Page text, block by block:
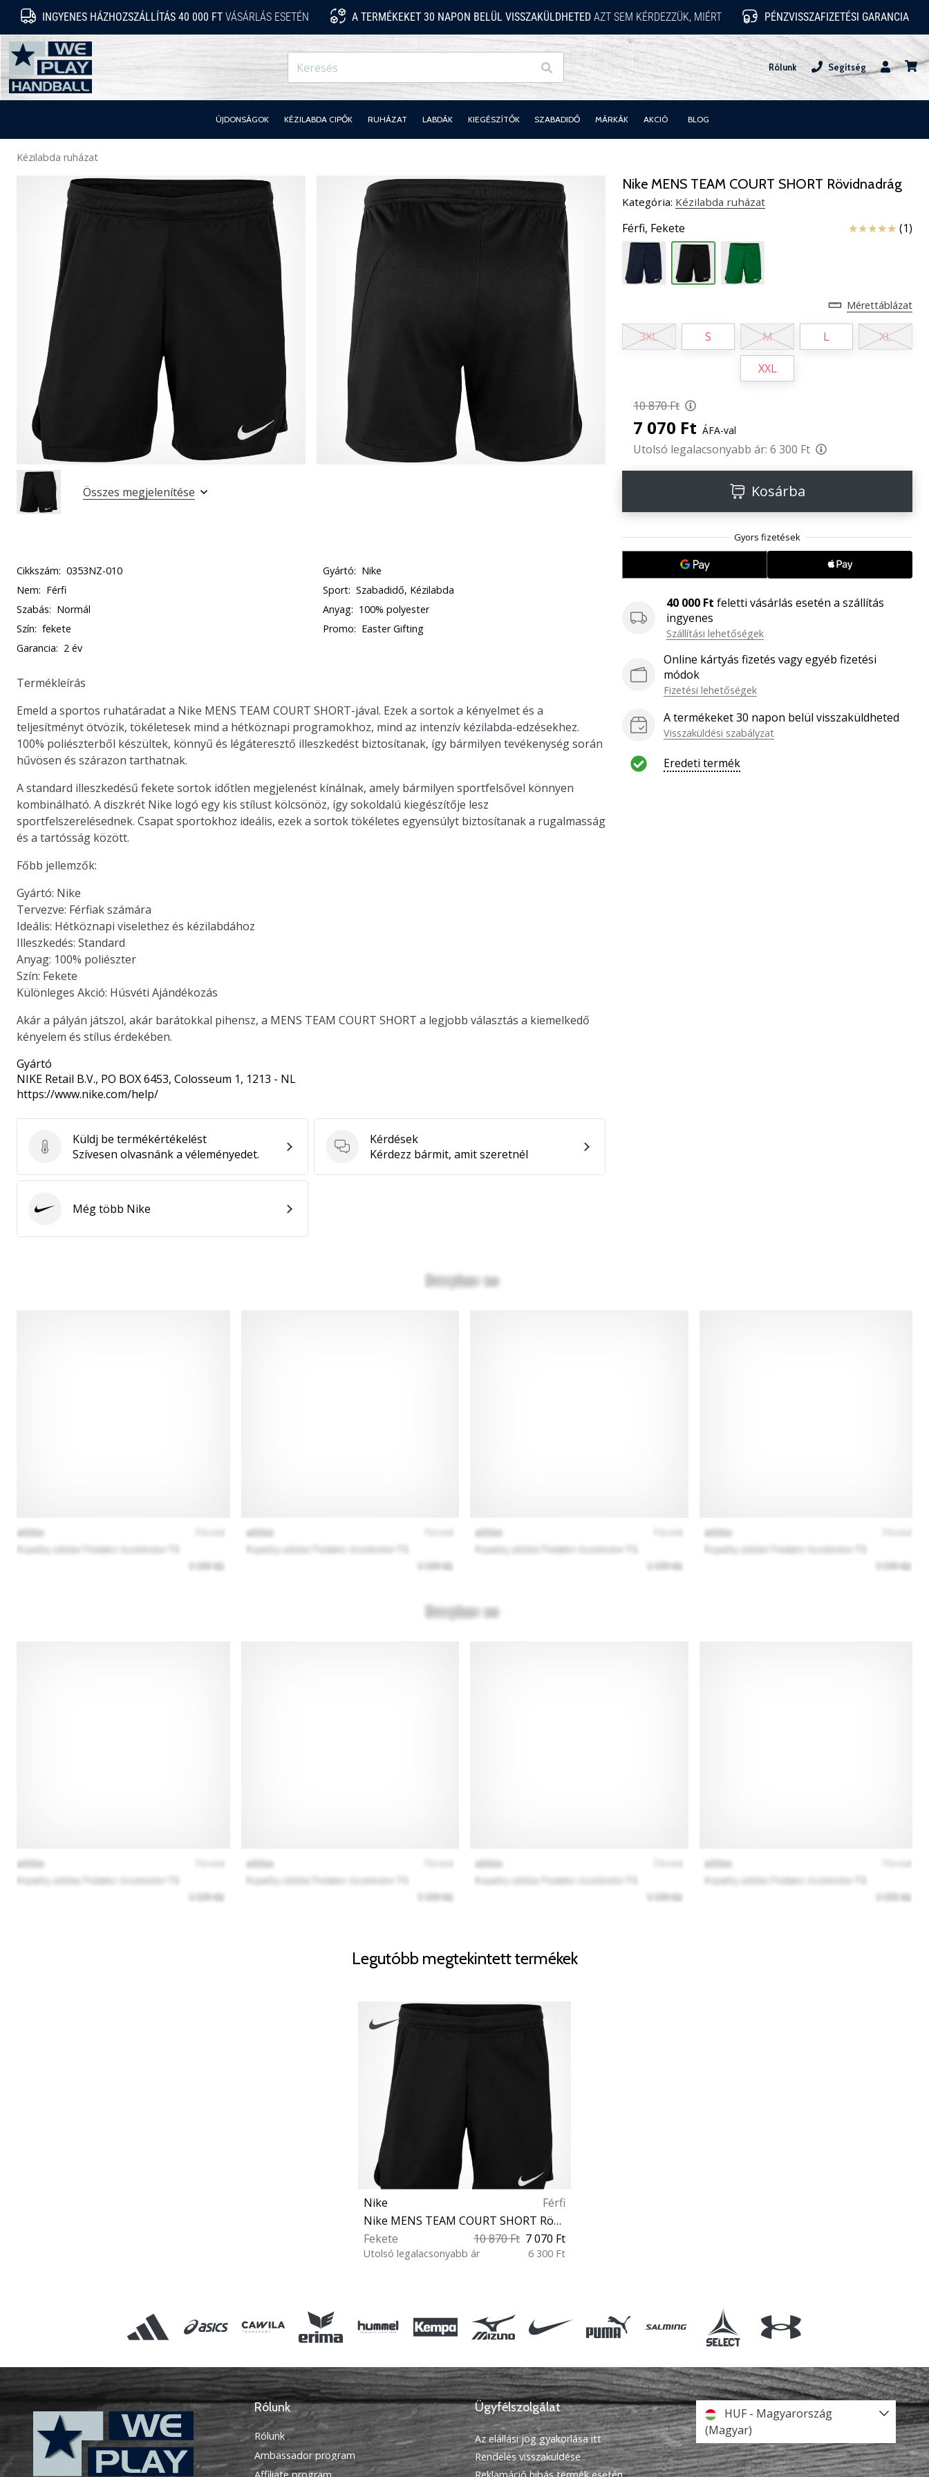
INGYENES HÁZHOZSZÁLLÍTÁS 40 000 FT VÁSÁRLÁS ESETÉN A TERMÉKEKET 30 NAPON BELÜL VISSZAKÜLDHETEDAZT SEM KÉRDEZZÜK, MIÉRT PÉNZVISSZAFIZETÉSI GARANCIA
WePlayHandball.hu
Keresés Rólunk
Segítség
Felhasználó
ÚJDONSÁGOK KÉZILABDA CIPŐK RUHÁZAT LABDÁK KIEGÉSZÍTŐK SZABADIDŐ MÁRKÁK AKCIÓ BLOG
Kézilabda ruházat
Nike MENS TEAM COURT SHORT Rövidnadrág
Kategória: Kézilabda ruházat
Férfi, Fekete Értékelés (1)
Mérettáblázat
3XL S M L XL
XXL
10 870 Ft
7 070 Ft ÁFA-val
Utolsó legalacsonyabb ár: 6 300 Ft
Kosárba
40 000 Ft feletti vásárlás esetén a szállítás
ingyenes
Szállítási lehetőségek
Online kártyás fizetés vagy egyéb fizetési
módok
Fizetési lehetőségek
A termékeket 30 napon belül visszaküldheted
Visszaküldési szabályzat
Eredeti termék
Összes megjelenítése
Cikkszám: 0353NZ-010 Gyártó: Nike
Nem: Férfi Sport: Szabadidő, Kézilabda
Szabás: Normál Anyag: 100% polyester
Szín: fekete Promo: Easter Gifting
Garancia: 2 év
Termékleírás
Emeld a sportos ruhatáradat a Nike MENS TEAM COURT SHORT-jával. Ezek a sortok a kényelmet és a
teljesítményt ötvözik, tökéletesek mind a hétköznapi programokhoz, mind az intenzív kézilabda-edzésekhez.
100% poliészterből készültek, könnyű és légáteresztő illeszkedést biztosítanak, így bármilyen tevékenység során
hűvösen és szárazon tarthatnak.
A standard illeszkedésű fekete sortok időtlen megjelenést kínálnak, amely bármilyen sportfelsővel könnyen
kombinálható. A diszkrét Nike logó egy kis stílust kölcsönöz, így sokoldalú kiegészítője lesz
sportfelszerelésednek. Csapat sportokhoz ideális, ezek a sortok tökéletes egyensúlyt biztosítanak a rugalmasság
és a tartósság között.
Főbb jellemzők:
Gyártó: Nike
Tervezve: Férfiak számára
Ideális: Hétköznapi viselethez és kézilabdához
Illeszkedés: Standard
Anyag: 100% poliészter
Szín: Fekete
Különleges Akció: Húsvéti Ajándékozás
Akár a pályán játszol, akár barátokkal pihensz, a MENS TEAM COURT SHORT a legjobb választás a kiemelkedő
kényelem és stílus érdekében.
Gyártó
NIKE Retail B.V., PO BOX 6453, Colosseum 1, 1213 - NL
https://www.nike.com/help/
Küldj be termékértékelést
Küldj be termékértékelést
Szívesen olvasnánk a véleményedet.
Kérdések
Kérdések
Kérdezz bármit, amit szeretnél
Nike Még több Nike
Legutóbb megtekintett termékek
Nike
Férfi
Nike MENS TEAM COURT SHORT Rövidnadrág
Fekete
10 870 Ft 7 070 Ft
Utolsó legalacsonyabb ár 6 300 Ft
Rólunk
Rólunk
Ambassador program
Ügyfélszolgálat
Az elállási jog gyakorlása itt
Rendelés visszaküldése
HUF - Magyarország
(Magyar)